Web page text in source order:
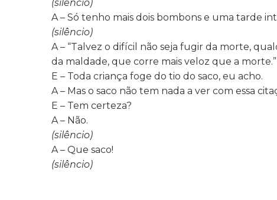
(silêncio)
A – Só tenho mais dois bombons e uma tarde
(silêncio)
A – “Talvez o difícil não seja fugir da morte,
da maldade, que corre mais veloz que a morte.”
E – Toda criança foge do tio do saco, eu acho.
A – Mas o saco não tem nada a ver com essa
E – Tem certeza?
A – Não.
(silêncio)
A – Que saco!
(silêncio)